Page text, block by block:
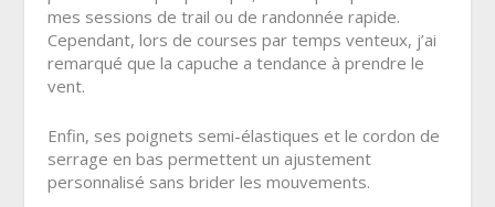
mes sessions de trail ou de randonnée rapide.
Cependant, lors de courses par temps venteux, j’ai
remarqué que la capuche a tendance à prendre le
vent.
Enfin, ses poignets semi-élastiques et le cordon de
serrage en bas permettent un ajustement
personnalisé sans brider les mouvements.